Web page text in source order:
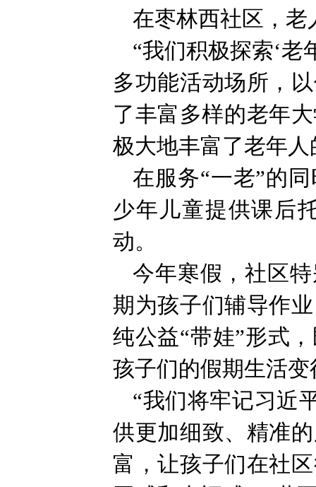
在枣林西社区，老
“我们积极探索‘老
多功能活动场所，
了丰富多样的老年
极大地丰富了老年
在服务“一老”的
少年儿童提供课后
动。
今年寒假，社区
期为孩子们辅导作
纯公益“带娃”形式
孩子们的假期生活
“我们将牢记习近
供更加细致、精准
富，让孩子们在社